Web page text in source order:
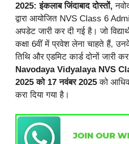
2025: इंकलाब जिंदाबाद दोस्तों,
द्वारा आयोजित NVS Class 6
अपडेट जारी कर दी गई है। जो
कक्षा 6वीं में प्रवेश लेना चाहते हैं,
तिथि और एडमिट कार्ड दोनों जारी कर
Navodaya Vidyalaya NVS
2025 को 17 नवंबर 2025 को
करा दिया गया है।